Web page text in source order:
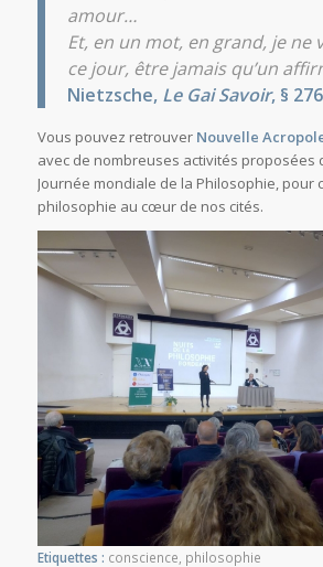
amour…
Et, en un mot, en grand, je ne
ce jour, être jamais qu’un
Nietzsche, Le Gai Savoir, § 276
Vous pouvez retrouver Nouvelle
avec de nombreuses activités proposées
Journée mondiale de la Philosophie, pour
philosophie au cœur de nos cités.
Etiquettes : conscience philosophie